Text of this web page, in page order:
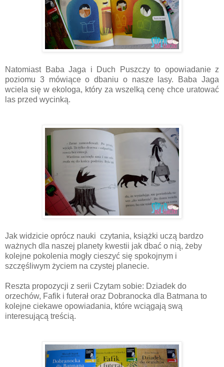
Natomiast Baba Jaga i Duch Puszczy to opowiadanie z
poziomu 3 mówiące o dbaniu o nasze lasy. Baba Jaga
wciela się w ekologa, który za wszelką cenę chce uratować
las przed wycinką.
Jak widzicie oprócz nauki czytania, książki uczą bardzo
ważnych dla naszej planety kwestii jak dbać o nią, żeby
kolejne pokolenia mogły cieszyć się spokojnym i
szczęśliwym życiem na czystej planecie.
Reszta propozycji z serii Czytam sobie: Dziadek do
orzechów, Fafik i futerał oraz Dobranocka dla Batmana to
kolejne ciekawe opowiadania, które wciągają swą
interesującą treścią.